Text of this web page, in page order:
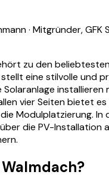
· Mitgründer, GFK
zu den
eine stilvolle und
Solaranlage installieren
vier Seiten bietet es
Modulplatzierung. In
die PV-Installation